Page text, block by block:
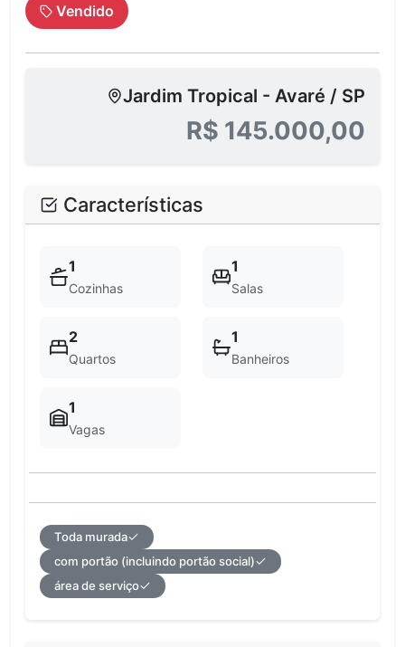
Vendido
Jardim Tropical - Avaré / SP
R$ 145.000,00
Características
1
Cozinhas
1
Salas
2
Quartos
1
Banheiros
1
Vagas
Toda murada
com portão (incluindo portão social)
área de serviço